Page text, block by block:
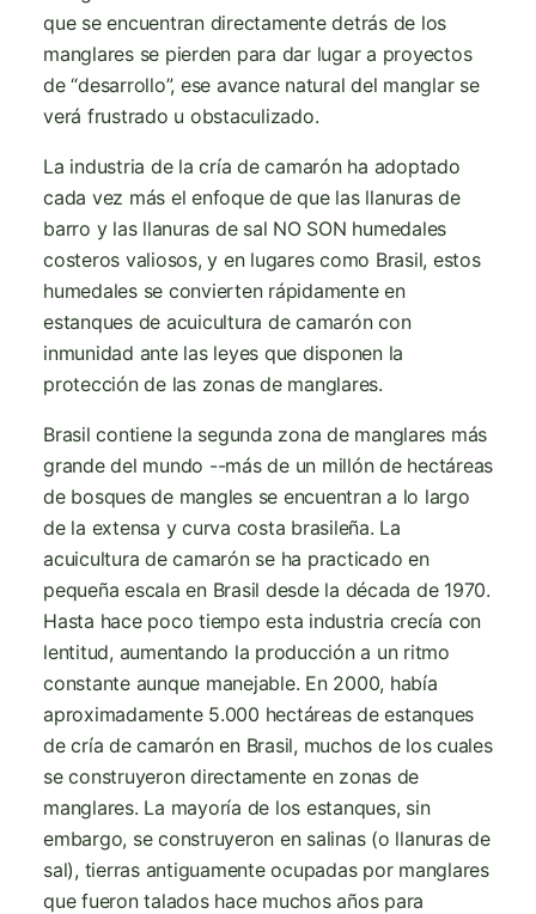
que se encuentran directamente detrás de los
manglares se pierden para dar lugar a proyectos
de “desarrollo”, ese avance natural del manglar se
verá frustrado u obstaculizado.
La industria de la cría de camarón ha adoptado
cada vez más el enfoque de que las llanuras de
barro y las llanuras de sal NO SON humedales
costeros valiosos, y en lugares como Brasil, estos
humedales se convierten rápidamente en
estanques de acuicultura de camarón con
inmunidad ante las leyes que disponen la
protección de las zonas de manglares.
Brasil contiene la segunda zona de manglares más
grande del mundo --más de un millón de hectáreas
de bosques de mangles se encuentran a lo largo
de la extensa y curva costa brasileña. La
acuicultura de camarón se ha practicado en
pequeña escala en Brasil desde la década de 1970.
Hasta hace poco tiempo esta industria crecía con
lentitud, aumentando la producción a un ritmo
constante aunque manejable. En 2000, había
aproximadamente 5.000 hectáreas de estanques
de cría de camarón en Brasil, muchos de los cuales
se construyeron directamente en zonas de
manglares. La mayoría de los estanques, sin
embargo, se construyeron en salinas (o llanuras de
sal), tierras antiguamente ocupadas por manglares
que fueron talados hace muchos años para